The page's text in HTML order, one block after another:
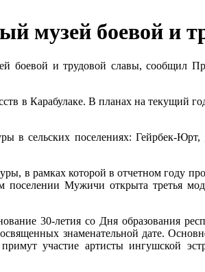
музей боевой и
и трудовой славы, сообщил
в Карабулаке. В планах на текущий
в сельских поселениях: Гейрбек-
в рамках которой в отчетном году
Мужичи открыта третья
30-летия со Дня образования
знаменательной дате.
участие артисты ингушской